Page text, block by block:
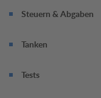
Steuern & Abgaben
Tanken
Tests